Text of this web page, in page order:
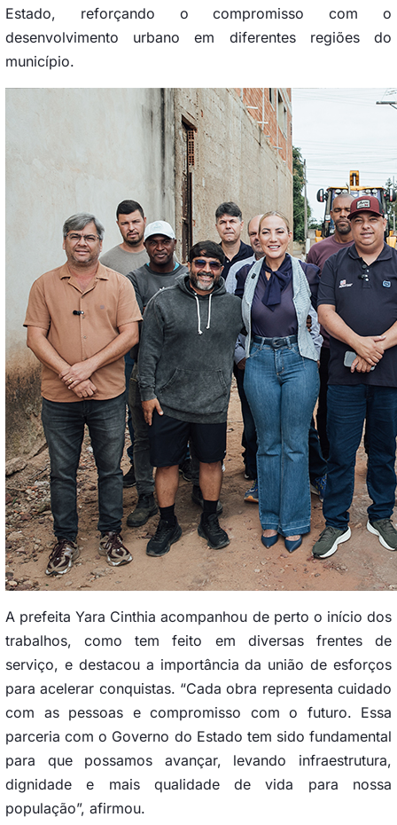
Estado, reforçando o compromisso com o
desenvolvimento urbano em diferentes regiões do
município.
A prefeita Yara Cinthia acompanhou de perto o início dos
trabalhos, como tem feito em diversas frentes de
serviço, e destacou a importância da união de esforços
para acelerar conquistas. “Cada obra representa cuidado
com as pessoas e compromisso com o futuro. Essa
parceria com o Governo do Estado tem sido fundamental
para que possamos avançar, levando infraestrutura,
dignidade e mais qualidade de vida para nossa
população”, afirmou.